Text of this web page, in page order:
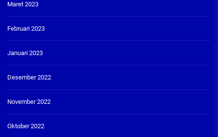
Maret 2023
Februari 2023
Januari 2023
Desember 2022
November 2022
Oktober 2022